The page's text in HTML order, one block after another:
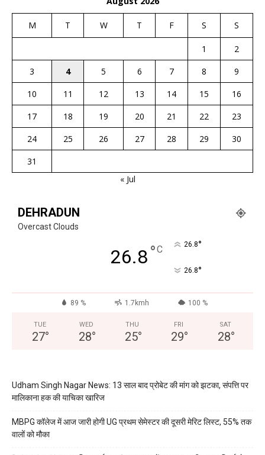
M T W T F S S
1
2
3
4 5 6 7 8
9
10
11 12 13 14 15
16
17
18 19 20 21 22
23
24
25 26 27 28 29
30
31
« Jul
DEHRADUN
Overcast Clouds
26.8°C 26.8°
26.8°
89 % 1.7kmh 100 %
TUE
27°
WED
28°
THU
25°
FRI
29°
SAT
28°
Udham Singh Nagar News: 13 साल बाद प्रोबेट की मांग को झटका, संपत्ति पर
मालिकाना हक की याचिका खारिज
MBPG कॉलेज में आज जारी होगी UG प्रथम सेमेस्टर की दूसरी मेरिट लिस्ट, 55% तक
वालों को मौका